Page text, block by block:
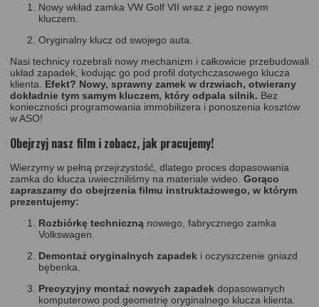
Nowy wkład zamka VW Golf VII wraz z jego nowym
kluczem.
Oryginalny klucz od swojego auta.
Nasi technicy rozebrali nowy mechanizm i całkowicie przebudowali
układ zapadek, kodując go pod profil dotychczasowego klucza
klienta. Efekt? Nowy, sprawny zamek w drzwiach, otwierany
dokładnie tym samym kluczem, który odpala silnik. Bez
konieczności programowania immobilizera i ponoszenia kosztów
w ASO!
Obejrzyj nasz film i zobacz, jak pracujemy!
Wierzymy w pełną przejrzystość, dlatego proces dopasowania
zamka do klucza uwieczniliśmy na materiale wideo. Gorąco
zapraszamy do obejrzenia filmu instruktażowego, w którym
prezentujemy:
Rozbiórkę techniczną nowego, fabrycznego zamka
Volkswagen.
Demontaż oryginalnych zapadek i oczyszczenie gniazd
bębenka.
Precyzyjny montaż nowych zapadek dopasowanych
komputerowo pod geometrię oryginalnego klucza klienta.